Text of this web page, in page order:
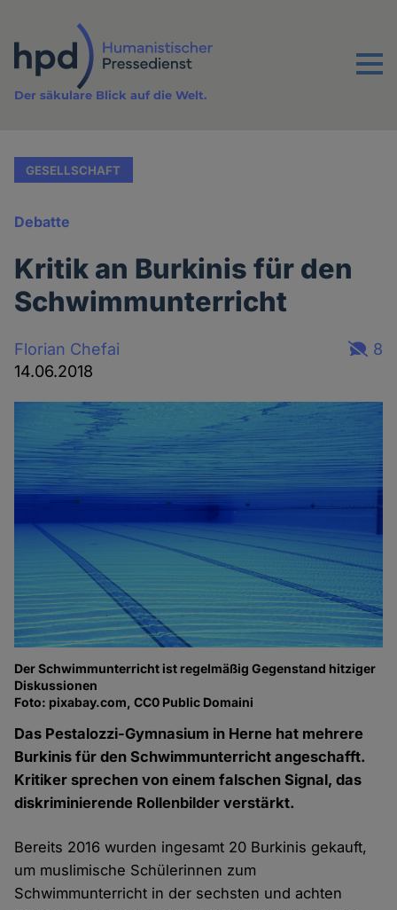
Inhalt
Menu
Der säkulare Blick auf die Welt.
GESELLSCHAFT
Debatte
Kritik an Burkinis für den
Schwimmunterricht
Florian Chefai
14.06.2018
8
Der Schwimmunterricht ist regelmäßig Gegenstand hitziger
Diskussionen
Foto: pixabay.com, CC0 Public Domaini
Das Pestalozzi-Gymnasium in Herne hat mehrere
Burkinis für den Schwimmunterricht angeschafft.
Kritiker sprechen von einem falschen Signal, das
diskriminierende Rollenbilder verstärkt.
Bereits 2016 wurden ingesamt 20 Burkinis gekauft,
um muslimische Schülerinnen zum
Schwimmunterricht in der sechsten und achten